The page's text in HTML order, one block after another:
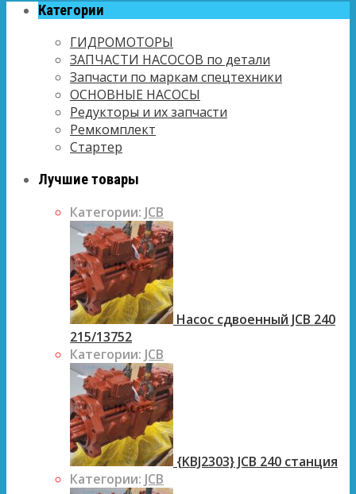
Категории
ГИДРОМОТОРЫ
ЗАПЧАСТИ НАСОСОВ по детали
Запчасти по маркам спецтехники
ОСНОВНЫЕ НАСОСЫ
Редукторы и их запчасти
Ремкомплект
Стартер
Лучшие товары
Категории: JCB
Насос сдвоенный JCB 240
215/13752
Категории: JCB
{KBJ2303} JCB 240 станция
Категории: JCB